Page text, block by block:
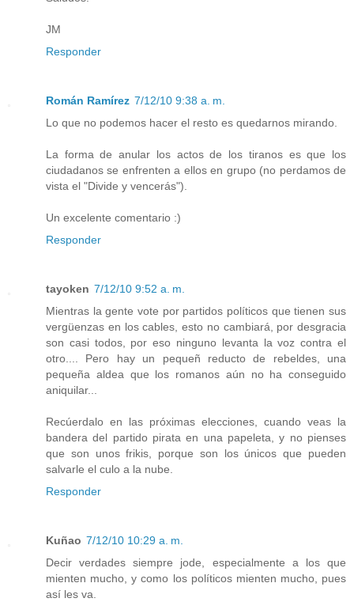
JM
Responder
Román Ramírez 7/12/10 9:38 a. m.
Lo que no podemos hacer el resto es quedarnos mirando.
La forma de anular los actos de los tiranos es que los
ciudadanos se enfrenten a ellos en grupo (no perdamos de
vista el "Divide y vencerás").
Un excelente comentario :)
Responder
tayoken 7/12/10 9:52 a. m.
Mientras la gente vote por partidos políticos que tienen sus
vergüenzas en los cables, esto no cambiará, por desgracia
son casi todos, por eso ninguno levanta la voz contra el
otro.... Pero hay un pequeñ reducto de rebeldes, una
pequeña aldea que los romanos aún no ha conseguido
aniquilar...
Recúerdalo en las próximas elecciones, cuando veas la
bandera del partido pirata en una papeleta, y no pienses
que son unos frikis, porque son los únicos que pueden
salvarle el culo a la nube.
Responder
Kuñao 7/12/10 10:29 a. m.
Decir verdades siempre jode, especialmente a los que
mienten mucho, y como los políticos mienten mucho, pues
así les va.